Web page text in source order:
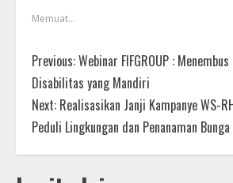
Memuat...
Previous:Webinar FIFGROUP :
Disabilitas yang Mandiri
Next: Realisasikan Janji Kampanye WS-
Peduli Lingkungan dan Penanaman Bunga